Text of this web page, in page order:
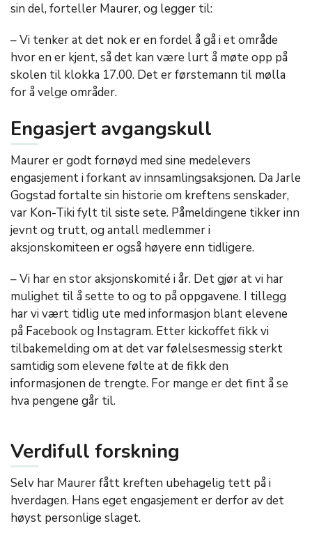
sin del, forteller Maurer, og legger til:
– Vi tenker at det nok er en fordel å gå i et område
hvor en er kjent, så det kan være lurt å møte opp på
skolen til klokka 17.00. Det er førstemann til mølla
for å velge områder.
Engasjert avgangskull
Maurer er godt fornøyd med sine medelevers
engasjement i forkant av innsamlingsaksjonen. Da Jarle
Gogstad fortalte sin historie om kreftens senskader,
var Kon-Tiki fylt til siste sete. Påmeldingene tikker inn
jevnt og trutt, og antall medlemmer i
aksjonskomiteen er også høyere enn tidligere.
– Vi har en stor aksjonskomité i år. Det gjør at vi har
mulighet til å sette to og to på oppgavene. I tillegg
har vi vært tidlig ute med informasjon blant elevene
på Facebook og Instagram. Etter kickoffet fikk vi
tilbakemelding om at det var følelsesmessig sterkt
samtidig som elevene følte at de fikk den
informasjonen de trengte. For mange er det fint å se
hva pengene går til.
Verdifull forskning
Selv har Maurer fått kreften ubehagelig tett på i
hverdagen. Hans eget engasjement er derfor av det
høyst personlige slaget.